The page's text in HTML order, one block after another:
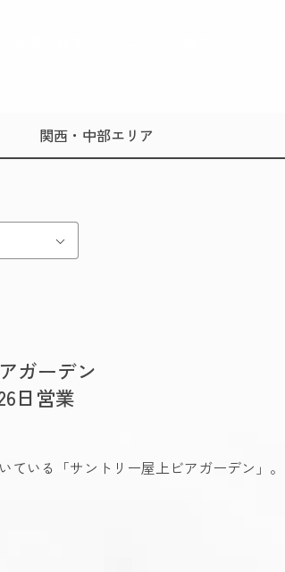
関西・中部エリア
ガーデン
日営業
いる「サントリー屋上ビアガーデン」。